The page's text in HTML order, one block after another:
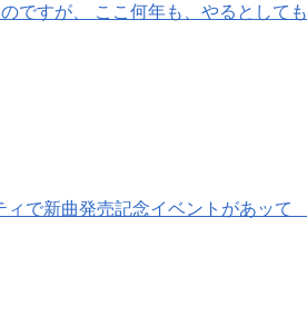
すが、 ここ何年も、やるとして
新曲発売記念イベントが